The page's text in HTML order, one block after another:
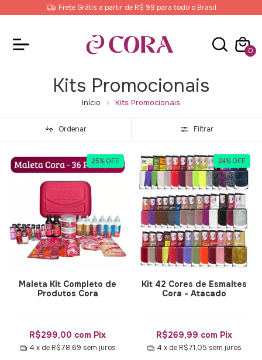
Frete Grátis a partir de R$ 99 para todo o Brasil
0
Kits Promocionais
Início Kits Promocionais
Ordenar Filtrar
25% OFF
Maleta Kit Completo de
Produtos Cora
R$299,00 com Pix
4 x de R$78,69 sem juros
24% OFF
Kit 42 Cores de Esmaltes
Cora - Atacado
R$269,99 com Pix
4 x de R$71,05 sem juros